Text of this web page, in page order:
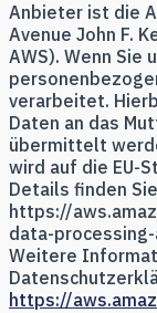
Anbieter ist die
Avenue John F.
AWS). Wenn Sie
verarbeitet.
Daten an das
übermittelt
wird auf die EU-
Details finden
https://
data-
Weitere
https://